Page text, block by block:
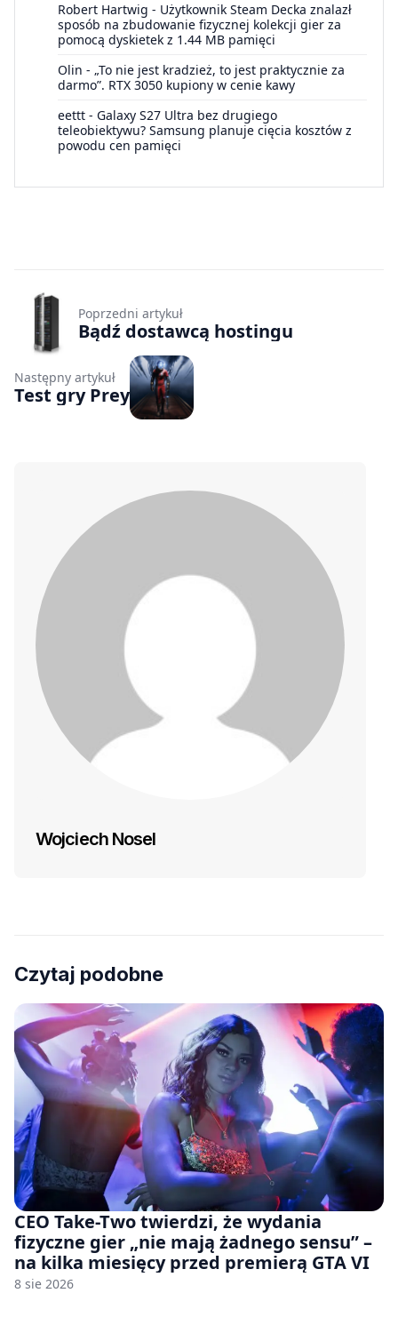
Robert Hartwig - Użytkownik Steam Decka znalazł
sposób na zbudowanie fizycznej kolekcji gier za
pomocą dyskietek z 1.44 MB pamięci
Olin - „To nie jest kradzież, to jest praktycznie za
darmo”. RTX 3050 kupiony w cenie kawy
eettt - Galaxy S27 Ultra bez drugiego
teleobiektywu? Samsung planuje cięcia kosztów z
powodu cen pamięci
Poprzedni artykuł
Bądź dostawcą hostingu
Następny artykuł
Test gry Prey
Wojciech Nosel
Czytaj podobne
CEO Take-Two twierdzi, że wydania
fizyczne gier „nie mają żadnego sensu” –
na kilka miesięcy przed premierą GTA VI
8 sie 2026